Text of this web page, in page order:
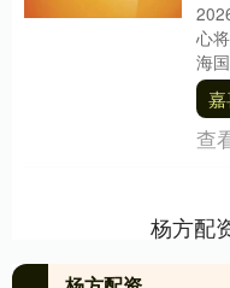
心
海
及
食
查
杨方配